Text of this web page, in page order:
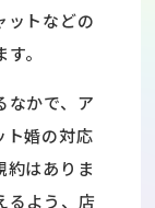
ットなどの
。
なかで、ア
ト婚の対応
約はありま
るよう、店